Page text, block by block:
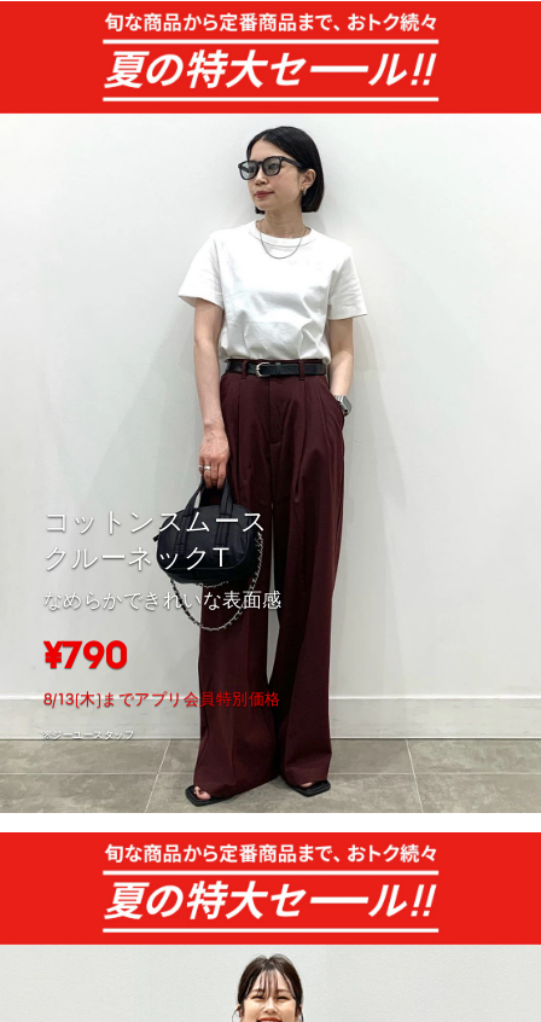
コットンスムース
クルーネックT
なめらかできれいな表面感
¥790
8/13(木)までアプリ会員特別価格
※ジーユースタッフ